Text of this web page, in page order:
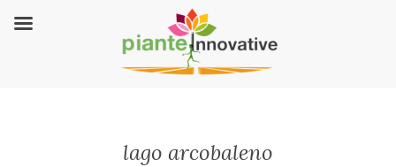
lago arcobaleno